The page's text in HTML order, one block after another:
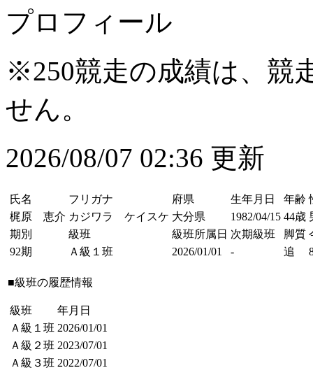
プロフィール
※250競走の成績は、競
せん。
2026/08/07 02:36 更新
氏名 フリガナ 府県 生年月日 年齢
梶原 恵介 カジワラ ケイスケ 大分県 1982/04/15 44歳
期別
級班 級班所属日 次期級班 脚質
92期
Ａ級１班 2026/01/01 - 追
■級班の履歴情報
級班
年月日
Ａ級１班 2026/01/01
Ａ級２班 2023/07/01
Ａ級３班 2022/07/01